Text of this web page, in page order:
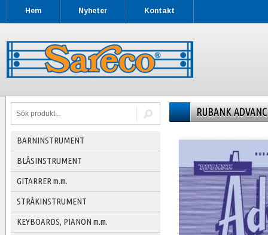
Hem Nyheter Kontakt
BARNINSTRUMENT
BLÅSINSTRUMENT
GITARRER m.m.
STRÅKINSTRUMENT
KEYBOARDS, PIANON m.m.
RUBANK